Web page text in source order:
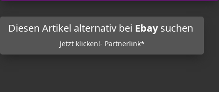
Diesen Artikel alternativ bei Ebaysuchen
Jetzt klicken!- Partnerlink*